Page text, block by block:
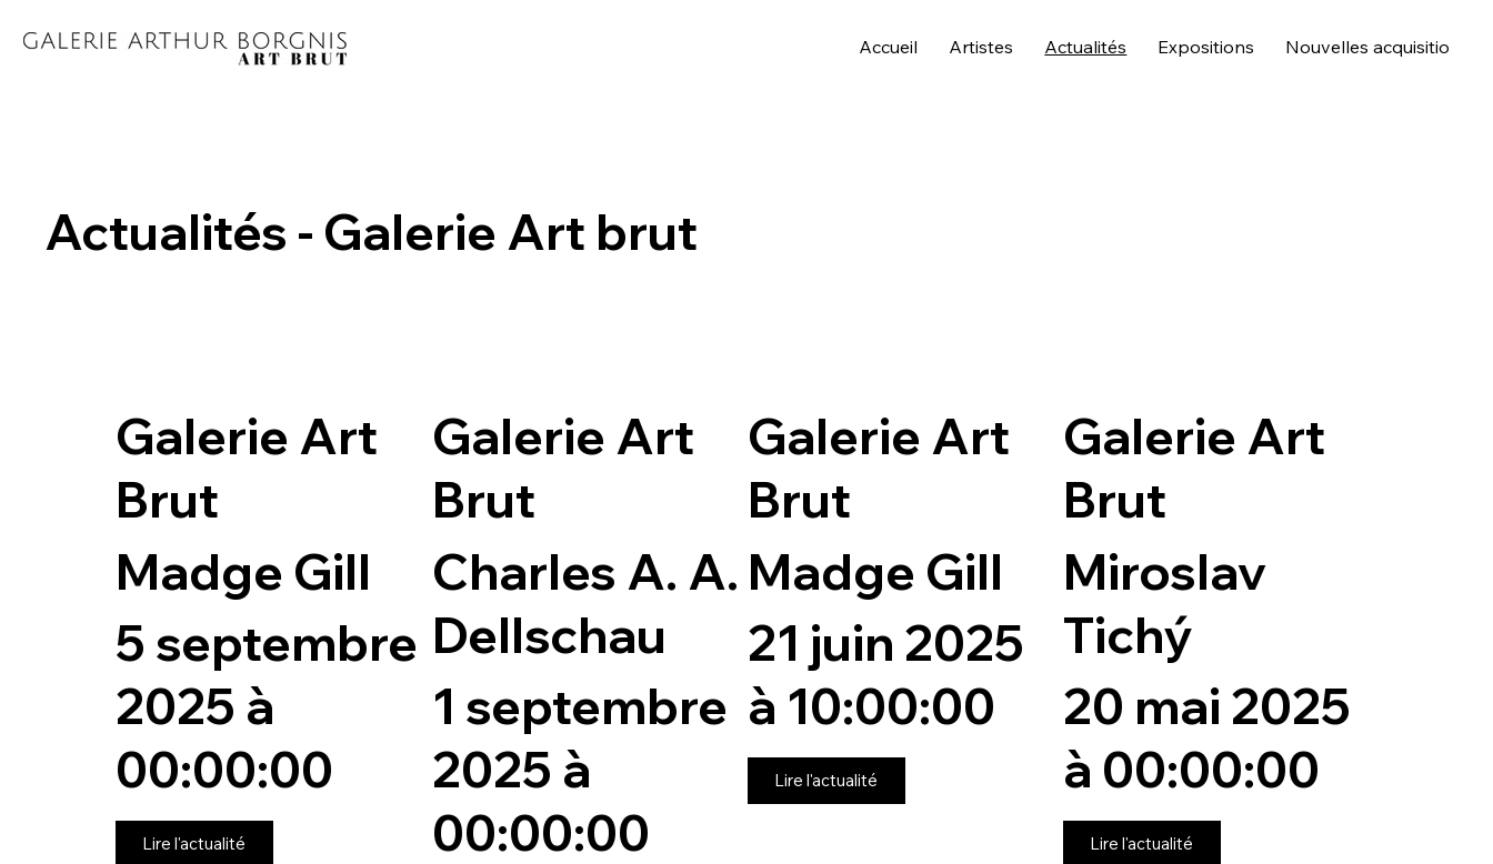
Accueil Artistes Actualités Expositions Nouvelles acquisitions
Actualités - Galerie Art brut
Galerie Art
Brut
Madge Gill
5 septembre
2025 à
00:00:00
Lire l'actualité
Galerie Art
Brut
Charles A. A.
Dellschau
1 septembre
2025 à
00:00:00
Galerie Art
Brut
Madge Gill
21 juin 2025
à 10:00:00
Lire l'actualité
Galerie Art
Brut
Miroslav
Tichý
20 mai 2025
à 00:00:00
Lire l'actualité